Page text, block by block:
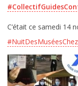
C’était ce samedi 14